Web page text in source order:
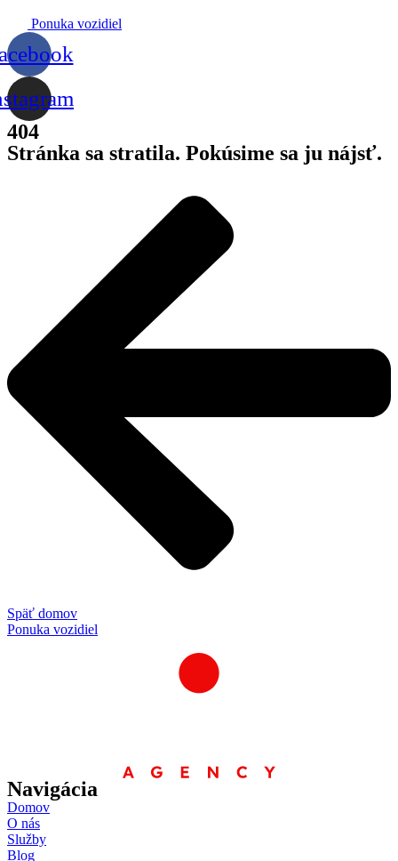
Ponuka vozidiel
404
Stránka sa stratila. Pokúsime sa ju nájsť.
Späť domov
Ponuka vozidiel
Navigácia
Domov
O nás
Služby
Blog